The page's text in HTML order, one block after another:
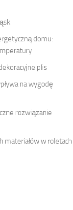
domu:
plis
na wygodę
rozwiązanie
materiałów w roletach